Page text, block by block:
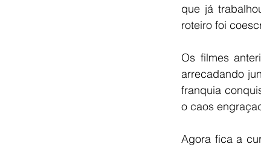
que já
roteiro foi
Os filmes
arrecadando
franquia
o caos
Agora fica a